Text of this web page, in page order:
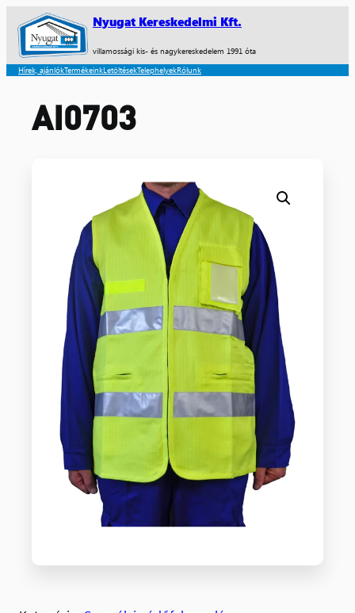
Nyugat Kereskedelmi Kft.
villamossági kis- és nagykereskedelem 1991 óta
Hírek, ajánlókTermékeinkLetöltésekTelephelyekRólunk
AI0703